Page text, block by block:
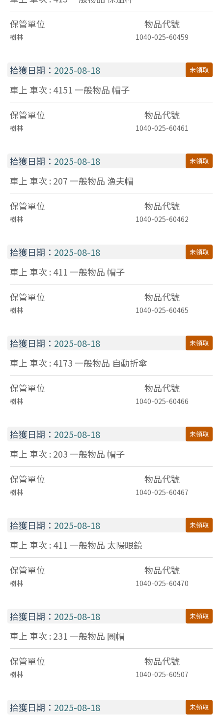
保管單位
物品代號
樹林 1040-025-60459
拾獲日期： 2025-08-18 未領取
車上 車次 : 4151一般物品 帽子
保管單位
物品代號
樹林 1040-025-60461
拾獲日期： 2025-08-18 未領取
車上 車次 : 207一般物品 漁夫帽
保管單位
物品代號
樹林 1040-025-60462
拾獲日期： 2025-08-18 未領取
車上 車次 : 411一般物品 帽子
保管單位
物品代號
樹林 1040-025-60465
拾獲日期： 2025-08-18 未領取
車上 車次 : 4173一般物品 自動折傘
保管單位
物品代號
樹林 1040-025-60466
拾獲日期： 2025-08-18 未領取
車上 車次 : 203一般物品 帽子
保管單位
物品代號
樹林 1040-025-60467
拾獲日期： 2025-08-18 未領取
車上 車次 : 411一般物品 太陽眼鏡
保管單位
物品代號
樹林 1040-025-60470
拾獲日期： 2025-08-18 未領取
車上 車次 : 231一般物品 圓帽
保管單位
物品代號
樹林 1040-025-60507
拾獲日期： 2025-08-18 未領取